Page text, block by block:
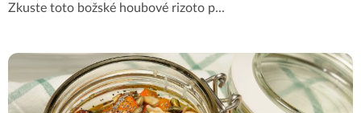
Zkuste toto božské houbové rizoto p...